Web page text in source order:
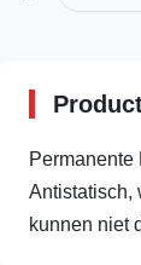
Antistatisch,
kunnen niet